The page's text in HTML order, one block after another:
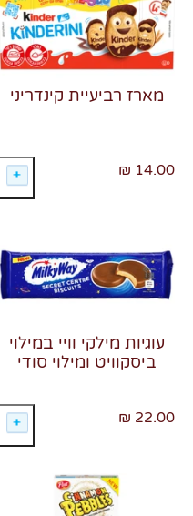
צרו קשר
מארז רביעיית קינדריני
14.00 ₪
עוגיות מילקי וויי במילוי
ביסקוויט ומילוי סודי
22.00 ₪